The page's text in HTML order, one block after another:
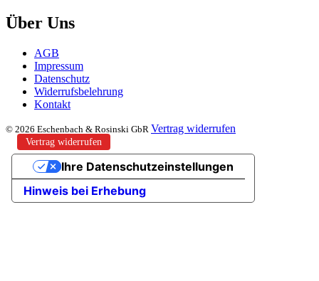
Über Uns
AGB
Impressum
Datenschutz
Widerrufsbelehrung
Kontakt
© 2026 Eschenbach & Rosinski GbR Vertrag widerrufen
Vertrag widerrufen
Hinweis bei Erhebung
Ihre Datenschutzeinstellungen